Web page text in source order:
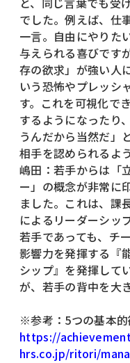
でした。例えば、仕
一言。自由にやりた
与えられる喜びです
存の欲求」が強い人
いう恐怖やプレッシ
す。これを可視化で
するようになったり
うんだから当然だ」
相手を認められるよ
嶋田：若手からは「
ー」の概念が非常に
ました。これは、課
によるリーダーシッ
若手であっても、チ
影響力を発揮する『
シップ』を発揮して
が、若手の背中を大
※参考：5つの基本
https://
hrs.co.jp/ritori/